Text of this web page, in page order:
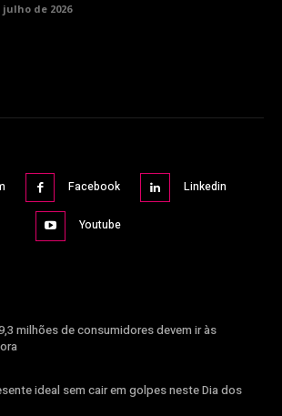
julho de 2026
Facebook Linkedin
Youtube
milhões de consumidores devem ir às
ideal sem cair em golpes neste Dia dos